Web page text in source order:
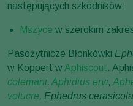
następujących szkodników:
Mszyce w szerokim
Pasożytnicze Błonkówki
w Koppert wAphiscout.
colemani, Aphidius ervi,
volucre, Ephedrus